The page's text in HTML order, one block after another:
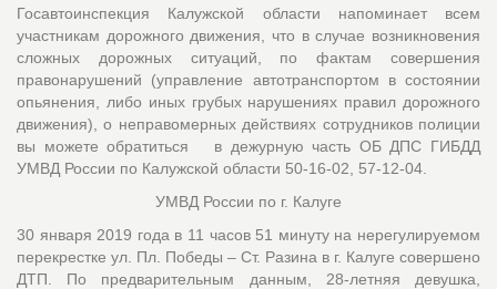
Госавтоинспекция Калужской области напоминает всем
участникам дорожного движения, что в случае возникновения
сложных дорожных ситуаций, по фактам совершения
правонарушений (управление автотранспортом в состоянии
опьянения, либо иных грубых нарушениях правил дорожного
движения), о неправомерных действиях сотрудников полиции
вы можете обратиться в дежурную часть ОБ ДПС ГИБДД
УМВД России по Калужской области 50-16-02, 57-12-04.
УМВД России по г. Калуге
30 января 2019 года в 11 часов 51 минуту на нерегулируемом
перекрестке ул. Пл. Победы – Ст. Разина в г. Калуге совершено
ДТП. По предварительным данным, 28-летняя девушка,